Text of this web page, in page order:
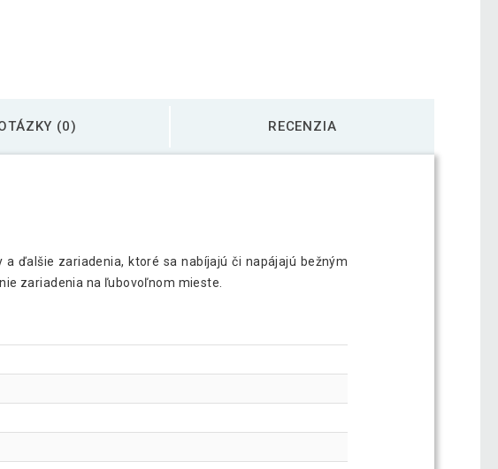
(0) RECENZIA
ďalšie zariadenia, ktoré sa nabíjajú či napájajú bežným
zariadenia na ľubovoľnom mieste.